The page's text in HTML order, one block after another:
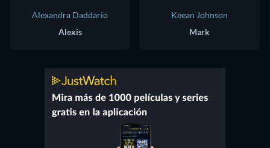
Alexandra Daddario
Alexis
Keean Johnson
Mark